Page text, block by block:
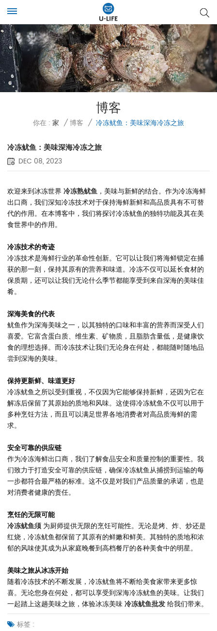
博客
你在 : 家 / 博客 / 冷冻鱿鱼：美味深海冷冻之旅
冷冻鱿鱼：美味深海冷冻之旅
DEC 08, 2023
欢迎来到冰冻世界 冷冻熟鱿鱼 ，美味与新鲜的结合。作为冷冻海鲜
出口商，我们深知冷冻技术对于保持海鲜新鲜和高品质具有不可替
代的作用。在本博客中，我们将探讨冷冻鱿鱼的独特功能及其在美
食世界中的作用。
冷冻技术的奇迹
冷冻技术是海鲜行业的革命性创新。它可以让我们将海鲜锁定在捕
获的那一刻，保持其原有的营养和味道。冷冻不仅可以延长食材的
保质期，还可以让我们无论什么季节都能享受到来自深海的美味佳
肴。
深海美食的代表
鱿鱼作为深海美味之一，以其独特的口味和丰富的营养而深受人们
喜爱。它富含蛋白质、维生素、矿物质，且脂肪含量低，是健康饮
食的理想选择。而冷冻技术让我们无论身在何处，都能随时随地品
尝到深海的美味。
保持更新鲜、味道更好
冷冻鱿鱼之所以受到重视，不仅因为它能够保持新鲜，还因为它在
解冻后保留了其原始的质地和风味。这使得冷冻鱿鱼不仅可以用于
多种烹饪方法，而且可以满足世界各地消费者对高品质海鲜的需
求。
安全可靠的供应链
作为冷冻海鲜出口商，我们了解食品安全和质量控制的重要性。我
们致力于打造安全可靠的供应链，确保冷冻鱿鱼从捕捞到运输的每
一步都符合最严格的标准。这不仅是对我们产品质量的承诺，也是
对消费者健康的责任。
烹饪的无限可能
冷冻鱿鱼须 为厨师提供无限的烹饪可能性。无论是烤、炸、炒还是
红烧，冷冻鱿鱼都保留了其原有的鲜嫩和鲜美。其独特的质地和浓
郁的风味使其成为从家庭晚餐到高档餐厅的各种美食中的明星。
美味之旅从冰冻开始
随着冷冻技术的不断发展，冷冻鱿鱼将不断给美食家带来更多惊
喜。无论您身在何处，都可以享受到深海冷冻鱿鱼的美味。让我们
一起踏上这趟美味之旅，体验冰冻美味冷冻鱿鱼批发给我们带来。
标签 :